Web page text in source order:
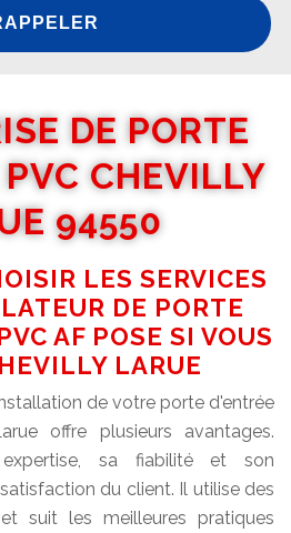
DE PORTE
CHEVILLY
94550
LES SERVICES
DE PORTE
AF POSE SI VOUS
LARUE
de votre porte d'entrée
offre plusieurs avantages.
sa fiabilité et son
du client. Il utilise des
suit les meilleures pratiques